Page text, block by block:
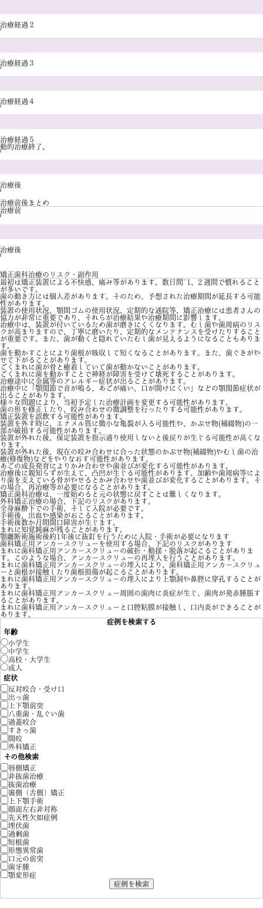
治療経過２
治療経過３
治療経過４
治療経過５
動的治療終了。
治療後
治療前後まとめ
治療前
治療後
矯正歯科治療のリスク・副作用
最初は矯正装置による不快感、痛み等があります。数日間~1、2 週間で慣れること
が多いです。
歯の動き方には個人差があります。そのため、予想された治療期間が延長する可能
性があります。
装置の使用状況、顎間ゴムの使用状況、定期的な通院等、矯正治療には患者さんの
協力が非常に重要であり、それらが治療結果や治療期間に影響します。
治療中は、装置が付いているため歯が磨きにくくなります。むし歯や歯周病のリス
クが高まりますので、丁寧に磨いたり、定期的なメンテナンスを受けたりすること
が重要です。また、歯が動くと隠れていたむし歯が見えるようになることもありま
す。
歯を動かすことにより歯根が吸収して短くなることがあります。また、歯ぐきがや
せて下がることがあります。
ごくまれに歯が骨と癒着していて歯が動かないことがあります。
ごくまれに歯を動かすことで神経が障害を受けて壊死することがあります。
治療途中に金属等のアレルギー症状が出ることがあります。
治療中に「顎関節で音が鳴る、あごが痛い、口が開けにくい」などの顎関節症状が
出ることがあります。
様々な問題により、当初予定した治療計画を変更する可能性があります。
歯の形を修正したり、咬み合わせの微調整を行ったりする可能性があります。
矯正装置を誤飲する可能性があります。
装置を外す時に、エナメル質に微小な亀裂が入る可能性や、かぶせ物(補綴物)の一
部が破損する可能性があります。
装置が外れた後、保定装置を指示通り使用しないと後戻りが生じる可能性が高くな
ります。
装置が外れた後、現在の咬み合わせに合った状態のかぶせ物(補綴物)やむし歯の治
療(修復物)などをやりなおす可能性があります。
あごの成長発育によりかみ合わせや歯並びが変化する可能性があります。
治療後に親知らずが生えて、凸凹が生じる可能性があります。加齢や歯周病等によ
り歯を支えている骨がやせるとかみ合わせや歯並びが変化することがあります。そ
の場合、再治療等が必要になることがあります。
矯正歯科治療は、一度始めると元の状態に戻すことは難しくなります。
外科矯正治療の場合、下記のリスクがあります。
全身麻酔下での手術、そして入院が必要です。
手術後、出血や感染がおこることがあります。
手術後数か月間開口障害が生じます。
まれに知覚鈍麻が残ることがあります。
顎離断術施術後約1年後に抜釘を行うために入院・手術が必要になります
歯科矯正用アンカースクリューを使用する場合、下記のリスクがあります
まれに歯科矯正用アンカースクリューの破折・動揺・脱落が起こることがありま
す。このような場合、アンカースクリューの再埋入を行うことがあります。
まれに歯科矯正用アンカースクリューの埋入により、歯科矯正用アンカースクリュ
ーと歯根が接触したり歯根損傷が起こることがあります。
まれに歯科矯正用アンカースクリューの埋入により上顎洞や鼻腔に穿孔することが
あります。
まれに歯科矯正用アンカースクリュー周囲の歯肉に炎症が生じ、歯肉が発赤腫脹す
ることがあります。
まれに歯科矯正用アンカースクリューと口腔粘膜が接触し、口内炎ができることが
あります。
症例を検索する
年齢
小学生
中学生
高校・大学生
成人
症状
反対咬合・受け口
出っ歯
上下顎前突
八重歯・乱ぐい歯
過蓋咬合
すきっ歯
開咬
外科矯正
その他検索
唇側矯正
非抜歯治療
抜歯治療
裏側（舌側）矯正
上下顎手術
顔面左右非対称
先天性欠如症例
埋伏歯
過剰歯
短根歯
形態異常歯
口元の前突
歯牙腫
顎変形症